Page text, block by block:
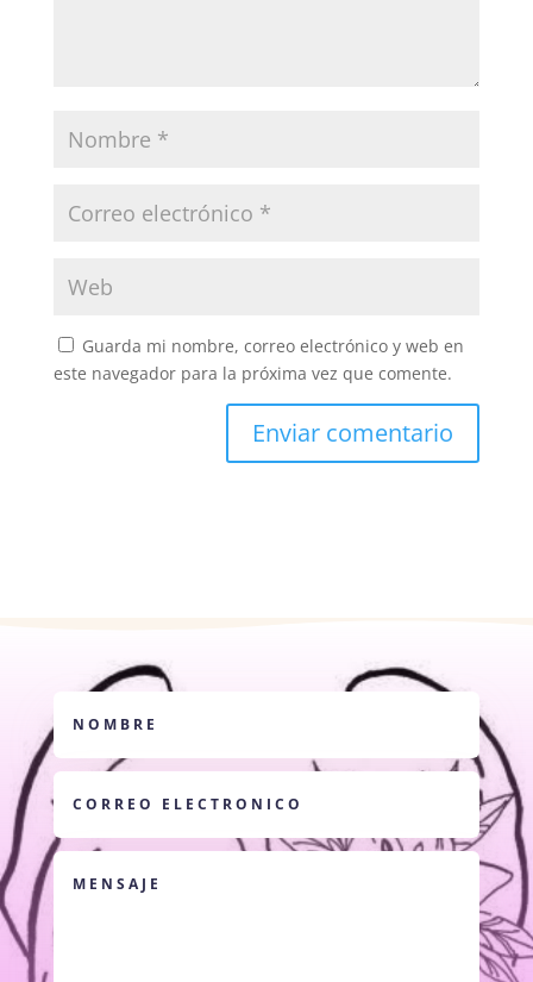
Guarda mi nombre, correo electrónico y web en
este navegador para la próxima vez que comente.